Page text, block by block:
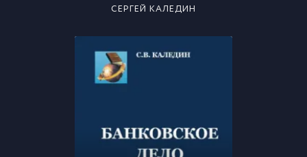
СЕРГЕЙ КАЛЕДИН